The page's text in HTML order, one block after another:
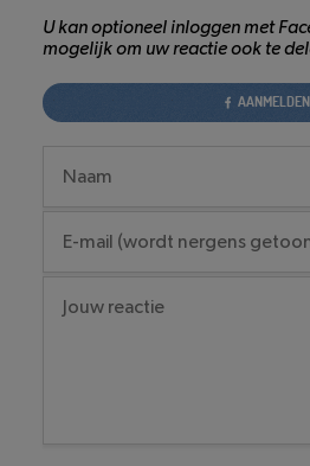
U kan optioneel inloggen met
mogelijk om uw reactie ook te
AANMELDEN